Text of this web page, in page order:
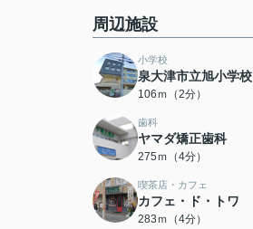
周辺施設
小学校
泉大津市立旭小学校
106ｍ（2分）
歯科
ヤマダ矯正歯科
275ｍ（4分）
喫茶店・カフェ
カフェ・ド・トワ
283ｍ（4分）